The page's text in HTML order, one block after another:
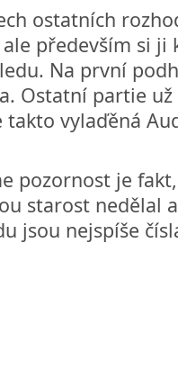
ostatních
především si ji
Na první
Ostatní partie
takto vylaďěná
pozornost je
starost nedělal
jsou nejspíše